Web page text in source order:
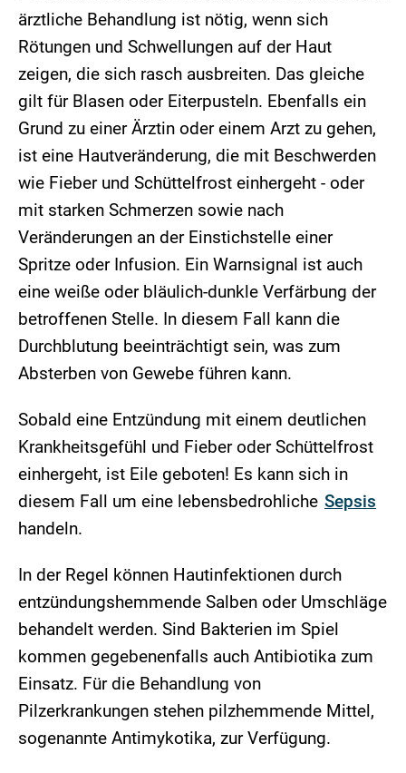
ärztliche Behandlung ist nötig, wenn sich
Rötungen und Schwellungen auf der Haut
zeigen, die sich rasch ausbreiten. Das gleiche
gilt für Blasen oder Eiterpusteln. Ebenfalls ein
Grund zu einer Ärztin oder einem Arzt zu gehen,
ist eine Hautveränderung, die mit Beschwerden
wie Fieber und Schüttelfrost einhergeht - oder
mit starken Schmerzen sowie nach
Veränderungen an der Einstichstelle einer
Spritze oder Infusion. Ein Warnsignal ist auch
eine weiße oder bläulich-dunkle Verfärbung der
betroffenen Stelle. In diesem Fall kann die
Durchblutung beeinträchtigt sein, was zum
Absterben von Gewebe führen kann.
Sobald eine Entzündung mit einem deutlichen
Krankheitsgefühl und Fieber oder Schüttelfrost
einhergeht, ist Eile geboten! Es kann sich in
diesem Fall um eine lebensbedrohliche Sepsis
handeln.
In der Regel können Hautinfektionen durch
entzündungshemmende Salben oder Umschläge
behandelt werden. Sind Bakterien im Spiel
kommen gegebenenfalls auch Antibiotika zum
Einsatz. Für die Behandlung von
Pilzerkrankungen stehen pilzhemmende Mittel,
sogenannte Antimykotika, zur Verfügung.